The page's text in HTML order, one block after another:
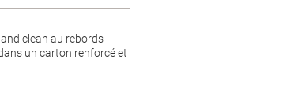
clean au rebords
un carton renforcé et